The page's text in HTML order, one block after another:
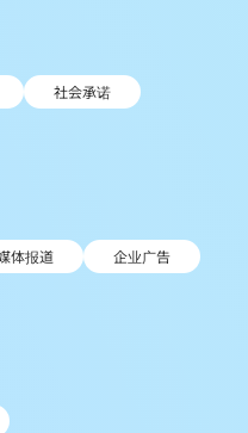
社会承诺
体报道
企业广告